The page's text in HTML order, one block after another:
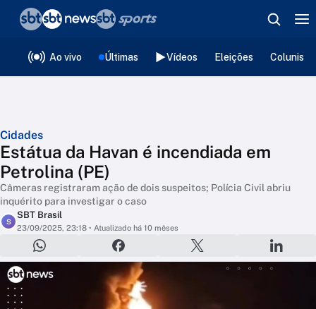
Ao vivo Últimas Vídeos Eleições
Cidades
Estátua da Havan é incendiada em
Petrolina (PE)
Câmeras registraram ação de dois suspeitos; Polícia Civil abriu
inquérito para investigar o caso
S
SBT Brasil
23/09/2025, 23:18 • Atualizado há 10 mêses
❮voltar
Editorias